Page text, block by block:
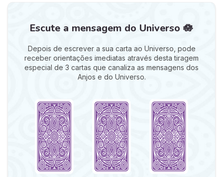
Escute a mensagem do Universo 🪷
Depois de escrever a sua carta ao Universo, pode
receber orientações imediatas através desta tiragem
especial de 3 cartas que canaliza as mensagens dos
Anjos e do Universo.